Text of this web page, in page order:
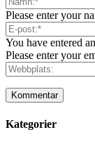
Please enter your
You have entered
Please enter your
Kategorier